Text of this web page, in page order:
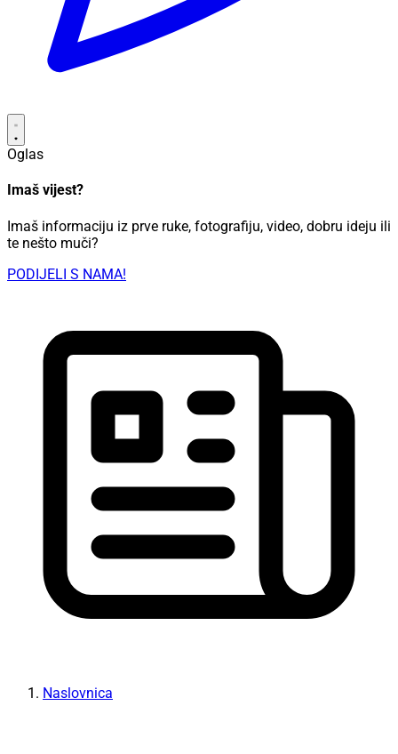
Oglas
Imaš vijest?
Imaš informaciju iz prve ruke, fotografiju, video, dobru ideju ili
te nešto muči?
PODIJELI S NAMA!
Naslovnica